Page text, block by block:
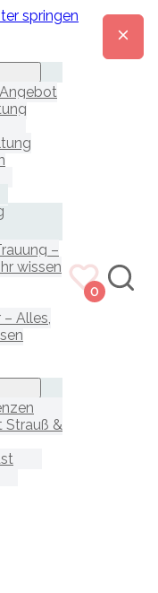
springen
–
wissen
– Alles,
Strauß &
0